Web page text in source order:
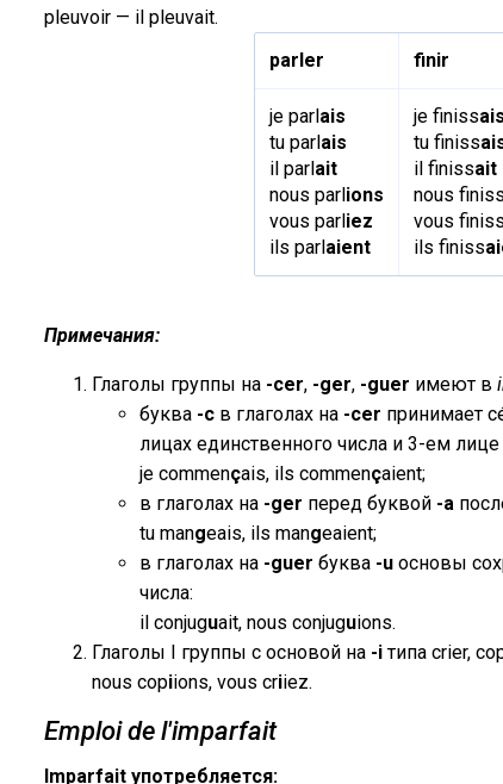
pleuvoir — il pleuvait.
parler
finir
je parlais
tu parlais
il parlait
nous parlions
vous parliez
ils parlaient
je finissais
tu finiss
il finissait
nous finiss
vous finiss
ils finiss
Примечания:
Глаголы группы на -cer, -ger, -guer имеют в
буква -с в глаголах на -cer принимает
лицах единственного числа и 3-ем
je commençais, ils commençaient;
в глаголах на -ger перед буквой -а
tu mangeais, ils mangeaient;
в глаголах на -guer буква -u основы
числа:
il conjuguait, nous conjuguions.
Глаголы I группы с основой на -iтипа crier,
nous copiions, vous criiez.
Emploi de l'imparfait
Imparfait употребляется: